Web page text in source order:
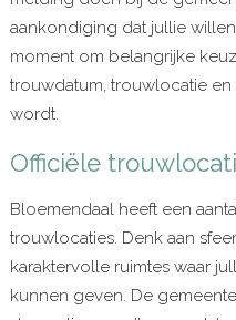
aankondiging dat jullie
moment om belangrijke
trouwdatum, trouwlocatie
wordt.
Officiële
Bloemendaal heeft een
trouwlocaties. Denk aan
karaktervolle ruimtes waar
kunnen geven. De